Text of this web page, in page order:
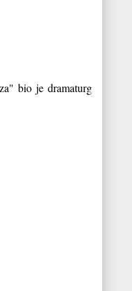
bio je dramaturg